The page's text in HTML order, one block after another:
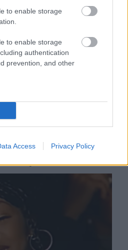
to enable storage
to enable storage
authentication
prevention, and other
Access Privacy Policy
1 δισ. - Πού
«μεταγραφές
χρήματα στην Ελλάδα